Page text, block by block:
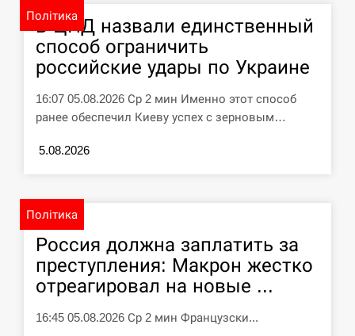
СЕРПЕНЬ
11:53
Под огнем “Эпицентр”, ROZETKA и
“Новая почта”: что известно об…
СЕРПЕНЬ
три левиці
11:23
Россияне ударили “Бардеролями” по
Харькову, есть пострадавшие
ЩЕ...
Політика
В ЦПД назвали единственный
способ ограничить
российские удары по Украине
16:07 05.08.2026 Ср 2 мин Именно этот способ
ранее обеспечил Киеву успех с зерновым…
5.08.2026
Політика
Россия должна заплатить за
преступления: Макрон жестко
отреагировал на новые ...
16:45 05.08.2026 Ср 2 мин Французски...